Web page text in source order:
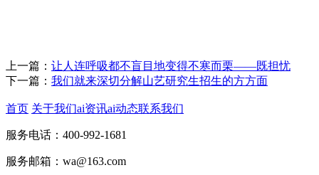
上一篇： 让人连呼吸都不盲目地变得不寒而栗——既担忧
下一篇： 我们就来深切分解山艺研究生招生的方方面
首页 关于我们ai资讯ai动态联系我们
服务电话：400-992-1681
服务邮箱：wa@163.com